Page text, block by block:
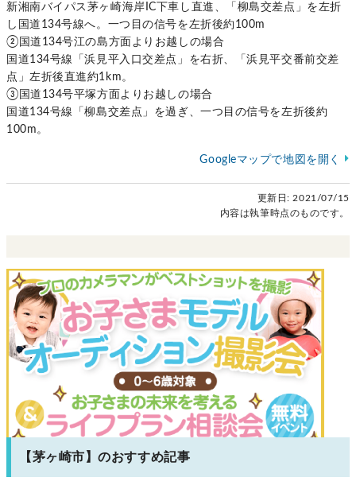
新湘南バイパス茅ヶ崎海岸IC下車し直進、「柳島交差点」を左折
し国道134号線へ。一つ目の信号を左折後約100m
②国道134号江の島方面よりお越しの場合
国道134号線「浜見平入口交差点」を右折、「浜見平交番前交差
点」左折後直進約1km。
③国道134号平塚方面よりお越しの場合
国道134号線「柳島交差点」を過ぎ、一つ目の信号を左折後約
100m。
Googleマップで地図を開く
更新日: 2021/07/15
内容は執筆時点のものです。
【茅ヶ崎市】のおすすめ記事